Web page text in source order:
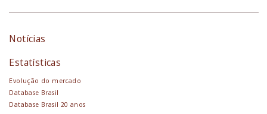
Notícias
Estatísticas
Evolução do mercado
Database Brasil
Database Brasil 20 anos